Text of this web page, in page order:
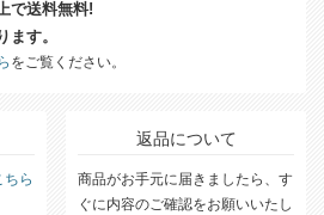
で送料無料!
す。
をご覧ください。
ちら
返品について
商品がお手元に届きましたら、す
ぐに内容のご確認をお願いいたし